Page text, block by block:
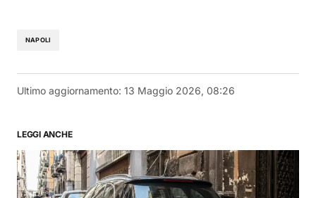
NAPOLI
Ultimo aggiornamento: 13 Maggio 2026, 08:26
LEGGI ANCHE